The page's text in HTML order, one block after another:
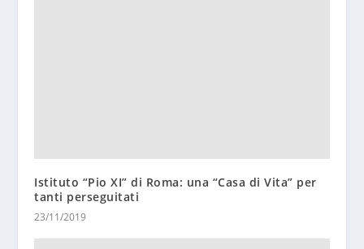
Istituto “Pio XI” di Roma: una “Casa di Vita” per
tanti perseguitati
23/11/2019